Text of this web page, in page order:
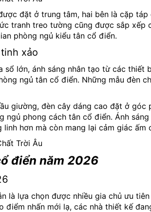
đặt ở trung tâm, hai bên là cặp táp
tranh treo tường cũng được sắp xếp
phòng ngủ kiểu tân cổ điển.
xảo
lớn, ánh sáng nhân tạo từ các thiết
ngủ tân cổ điển. Những mẫu đèn
giường, đèn cây dáng cao đặt ở góc
phong cách tân cổ điển. Ánh
hơn mà còn mang lại cảm giác ấm
điển năm 2026
là lựa chọn được nhiều gia chủ ưu
nhấn mới lạ, các nhà thiết kế